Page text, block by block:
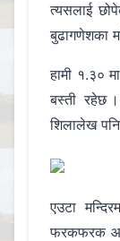
त्यसलाई
बुढागणेशका
हामी १.३०
बस्ती रहेछ ।
शिलालेख
एउटा
फरकफरक